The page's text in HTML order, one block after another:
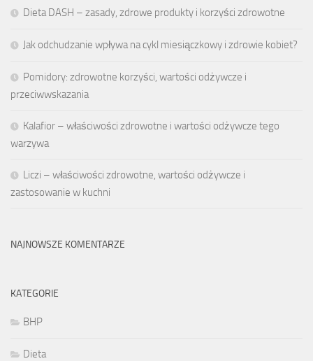
Dieta DASH – zasady, zdrowe produkty i korzyści zdrowotne
Jak odchudzanie wpływa na cykl miesiączkowy i zdrowie kobiet?
Pomidory: zdrowotne korzyści, wartości odżywcze i
przeciwwskazania
Kalafior – właściwości zdrowotne i wartości odżywcze tego
warzywa
Liczi – właściwości zdrowotne, wartości odżywcze i
zastosowanie w kuchni
NAJNOWSZE KOMENTARZE
KATEGORIE
BHP
Dieta